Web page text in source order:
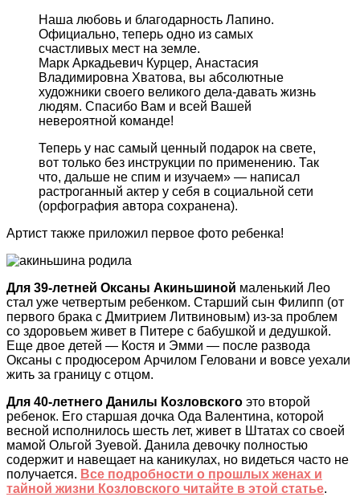
Наша любовь и благодарность Лапино.
Официально, теперь одно из самых
счастливых мест на земле.
Марк Аркадьевич Курцер, Анастасия
Владимировна Хватова, вы абсолютные
художники своего великого дела-давать жизнь
людям. Спасибо Вам и всей Вашей
невероятной команде!
Теперь у нас самый ценный подарок на свете,
вот только без инструкции по применению. Так
что, дальше не спим и изучаем» — написал
растроганный актер у себя в социальной сети
(орфография автора сохранена).
Артист также приложил первое фото ребенка!
Для 39-летней Оксаны Акиньшиной маленький Лео
стал уже четвертым ребенком. Старший сын Филипп (от
первого брака с Дмитрием Литвиновым) из-за проблем
со здоровьем живет в Питере с бабушкой и дедушкой.
Еще двое детей — Костя и Эмми — после развода
Оксаны с продюсером Арчилом Геловани и вовсе уехали
жить за границу с отцом.
Для 40-летнего Данилы Козловского это второй
ребенок. Его старшая дочка Ода Валентина, которой
весной исполнилось шесть лет, живет в Штатах со своей
мамой Ольгой Зуевой. Данила девочку полностью
содержит и навещает на каникулах, но видеться часто не
получается. Все подробности о прошлых женах и
тайной жизни Козловского читайте в этой статье.